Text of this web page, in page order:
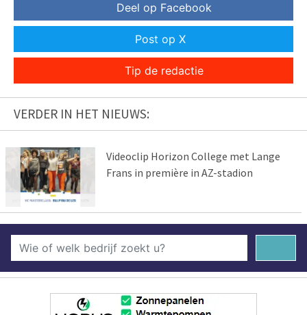
Deel op Facebook
Post op X
Tip de redactie
VERDER IN HET NIEUWS:
Videoclip Horizon College met Lange
Frans in première in AZ-stadion